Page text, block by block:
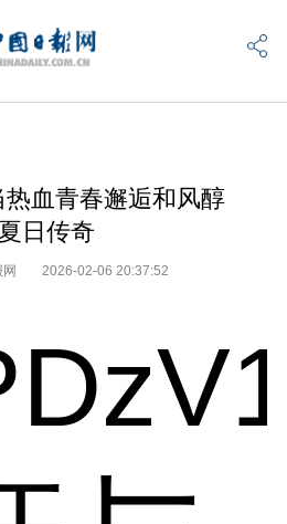
血青春邂逅和风醇
日传奇
网 2026-02-06 20:37:52